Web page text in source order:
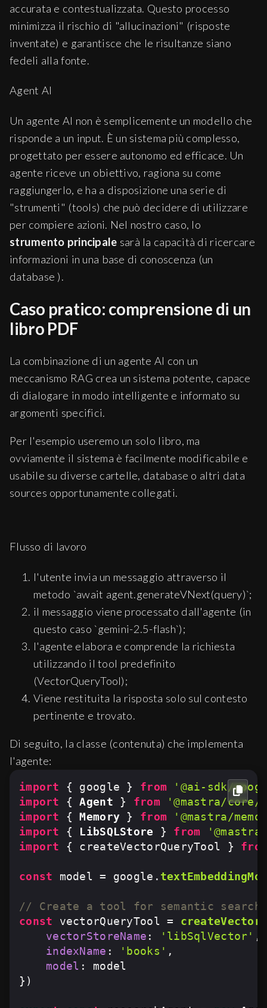
accurata e contestualizzata. Questo processo
minimizza il rischio di "allucinazioni" (risposte
inventate) e garantisce che le risultanze siano
fedeli alla fonte.
Agent AI
Un agente AI non è semplicemente un modello che
risponde a un input. È un sistema più complesso,
progettato per essere autonomo ed efficace. Un
agente riceve un obiettivo, ragiona su come
raggiungerlo, e ha a disposizione una serie di
"strumenti" (tools) che può decidere di utilizzare
per compiere azioni. Nel nostro caso, lo
strumento principale sarà la capacità di ricercare
informazioni in una base di conoscenza (un
database ).
Caso pratico: comprensione di un
libro PDF
La combinazione di un agente AI con un
meccanismo RAG crea un sistema potente, capace
di dialogare in modo intelligente e informato su
argomenti specifici.
Per l'esempio useremo un solo libro, ma
ovviamente il sistema è facilmente modificabile e
usabile su diverse cartelle, database o altri data
sources opportunamente collegati.
Flusso di lavoro
l'utente invia un messaggio attraverso il
metodo `await agent.generateVNext(query)`;
il messaggio viene processato dall'agente (in
questo caso `gemini-2.5-flash`);
l'agente elabora e comprende la richiesta
utilizzando il tool predefinito
(VectorQueryTool);
Viene restituita la risposta solo sul contesto
pertinente e trovato.
Di seguito, la classe (contenuta) che implementa
l'agente:
import { google } from
'@ai-sdk/
import { Agent } from
'@mastra/core/
import { Memory } from
'@mastra/
import { LibSQLStore } from
import { createVectorQueryTool }
const model = google.
// Create a tool for semantic search
const vectorQueryTool =
vectorStoreName : 'libSqlVector' ,
indexName : 'books' ,
model : model
})